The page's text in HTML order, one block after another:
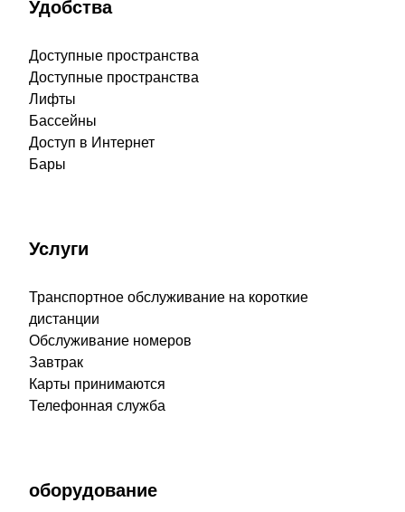
Удобства
Доступные пространства
Доступные пространства
Лифты
Бассейны
Доступ в Интернет
Бары
Услуги
Транспортное обслуживание на короткие
дистанции
Обслуживание номеров
Завтрак
Карты принимаются
Телефонная служба
оборудование